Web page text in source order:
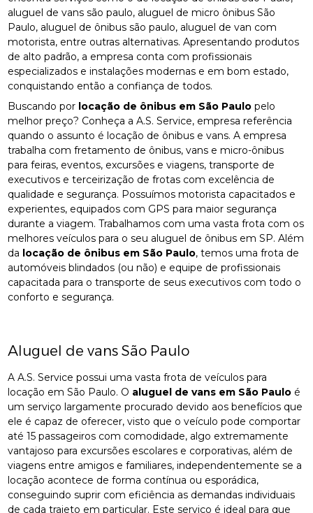
aluguel de vans são paulo, aluguel de micro ônibus São
Paulo, aluguel de ônibus são paulo, aluguel de van com
motorista, entre outras alternativas. Apresentando produtos
de alto padrão, a empresa conta com profissionais
especializados e instalações modernas e em bom estado,
conquistando então a confiança de todos.
Buscando por locação de ônibus em São Paulo pelo
melhor preço? Conheça a A.S. Service, empresa referência
quando o assunto é locação de ônibus e vans. A empresa
trabalha com fretamento de ônibus, vans e micro-ônibus
para feiras, eventos, excursões e viagens, transporte de
executivos e terceirização de frotas com excelência de
qualidade e segurança. Possuímos motorista capacitados e
experientes, equipados com GPS para maior segurança
durante a viagem. Trabalhamos com uma vasta frota com os
melhores veículos para o seu aluguel de ônibus em SP. Além
da locação de ônibus em São Paulo, temos uma frota de
automóveis blindados (ou não) e equipe de profissionais
capacitada para o transporte de seus executivos com todo o
conforto e segurança.
Aluguel de vans São Paulo
A A.S. Service possui uma vasta frota de veículos para
locação em São Paulo. O aluguel de vans em São Paulo é
um serviço largamente procurado devido aos benefícios que
ele é capaz de oferecer, visto que o veículo pode comportar
até 15 passageiros com comodidade, algo extremamente
vantajoso para excursões escolares e corporativas, além de
viagens entre amigos e familiares, independentemente se a
locação acontece de forma contínua ou esporádica,
conseguindo suprir com eficiência as demandas individuais
de cada trajeto em particular. Este serviço é ideal para que